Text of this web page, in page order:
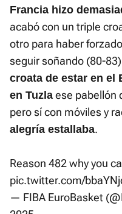
Francia hizo
acabó con un triple
otro para haber
seguir soñando (80-
croata de estar en el
en Tuzla ese pabellón
pero sí con móviles y
alegría estallaba.
Reason 482 why you
pic.twitter.com/
— FIBA EuroBasket